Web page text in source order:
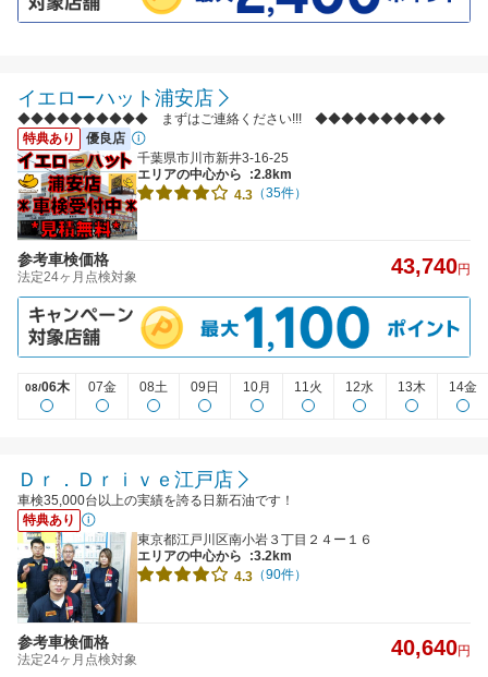
イエローハット浦安店
◆◆◆◆◆◆◆◆◆◆ まずはご連絡ください!!! ◆◆◆◆◆◆◆◆◆◆
特典あり
優良店
千葉県市川市新井3-16-25
エリアの中心から
:2.8km
4.3 （35件）
参考車検価格
法定24ヶ月点検対象 43,740円
08/06木 07金 08土 09日 10月 11火 12水 13木 14金
Ｄｒ．Ｄｒｉｖｅ江戸店
車検35,000台以上の実績を誇る日新石油です！
特典あり
東京都江戸川区南小岩３丁目２４ー１６
エリアの中心から
:3.2km
4.3 （90件）
参考車検価格
法定24ヶ月点検対象 40,640円